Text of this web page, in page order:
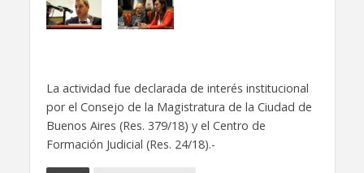
La actividad fue declarada de interés institucional
por el Consejo de la Magistratura de la Ciudad de
Buenos Aires (Res. 379/18) y el Centro de
Formación Judicial (Res. 24/18).-